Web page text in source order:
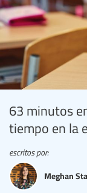
63 minutos
tiempo en la
escritos por:
Meghan